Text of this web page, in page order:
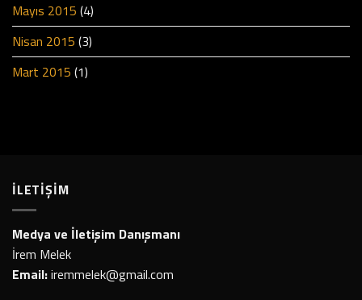
Mayıs 2015 (4)
Nisan 2015 (3)
Mart 2015 (1)
İLETİŞİM
Medya ve İletişim Danışmanı
İrem Melek
Email:iremmelek@gmail.com